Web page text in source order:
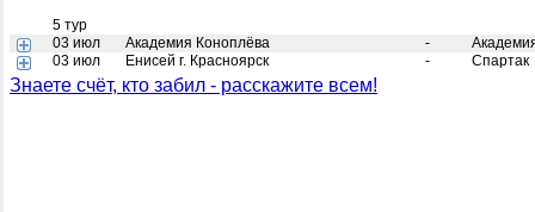
5 тур
03 июл
Академия Коноплёва -
03 июл
Енисей г. Красноярск - Спартак
Знаете счёт, кто забил - расскажите всем!